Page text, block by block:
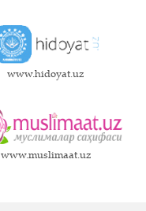
www.hidoyat.uz
www.muslimaat.uz